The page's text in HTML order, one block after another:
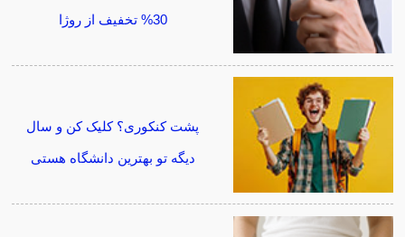
30% تخفیف از روژا
پشت کنکوری؟ کلیک کن و سال
دیگه تو بهترین دانشگاه هستی